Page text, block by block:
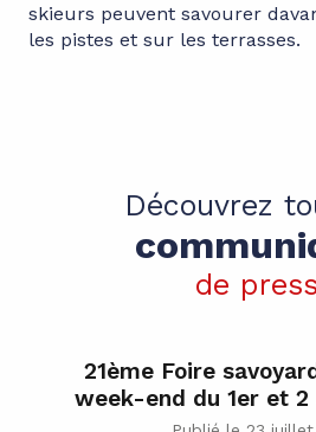
skieurs peuvent savourer
les pistes et sur les terrasses.
Découvrez
de
21ème Foire
week-end du 1er et 2